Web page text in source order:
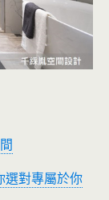
選對專屬於你